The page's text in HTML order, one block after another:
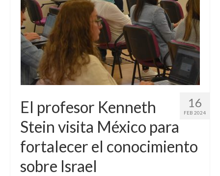
16
FEB 2024
El profesor Kenneth
Stein visita México para
fortalecer el conocimiento
sobre Israel